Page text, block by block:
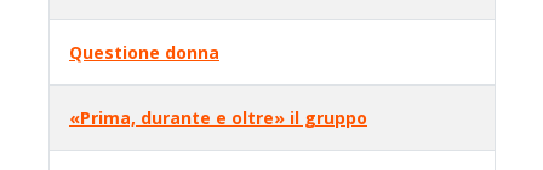
Questione donna
«Prima, durante e oltre» il gruppo